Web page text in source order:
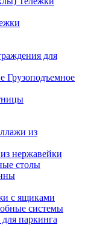
для
Грузоподъемное
из
нержавейки
столы
с ящиками
системы
паркинга